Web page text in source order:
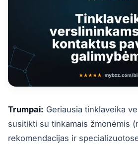
Trumpai: Geriausia tinklaveika
susitikti su tinkamais žmonėmis
rekomendacijas ir